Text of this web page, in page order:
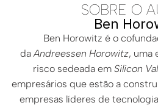
SOBRE O
Ben
Ben Horowitz é o
daAndreessen Horowitz, uma
risco sedeada em Silicon
empresários que estão a
empresas líderes de